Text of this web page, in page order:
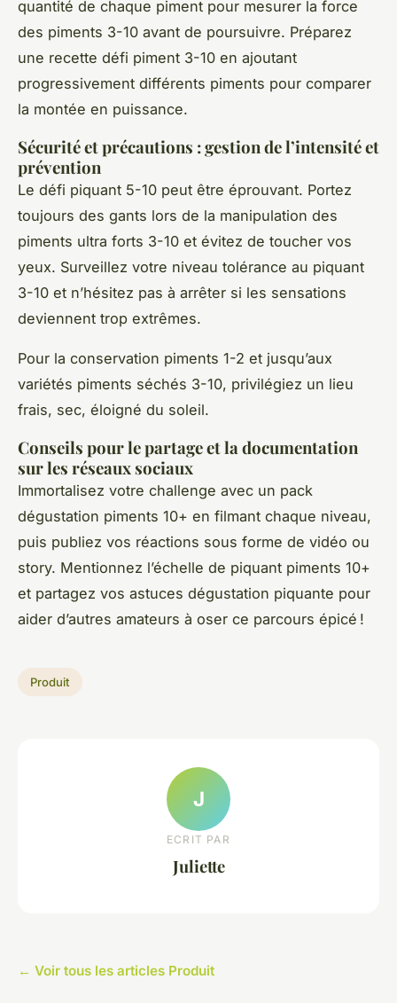
quantité de chaque piment pour mesurer la force
des piments 3-10 avant de poursuivre. Préparez
une recette défi piment 3-10 en ajoutant
progressivement différents piments pour comparer
la montée en puissance.
Sécurité et précautions : gestion de l’intensité et
prévention
Le défi piquant 5-10 peut être éprouvant. Portez
toujours des gants lors de la manipulation des
piments ultra forts 3-10 et évitez de toucher vos
yeux. Surveillez votre niveau tolérance au piquant
3-10 et n’hésitez pas à arrêter si les sensations
deviennent trop extrêmes.
Pour la conservation piments 1-2 et jusqu’aux
variétés piments séchés 3-10, privilégiez un lieu
frais, sec, éloigné du soleil.
Conseils pour le partage et la documentation
sur les réseaux sociaux
Immortalisez votre challenge avec un pack
dégustation piments 10+ en filmant chaque niveau,
puis publiez vos réactions sous forme de vidéo ou
story. Mentionnez l’échelle de piquant piments 10+
et partagez vos astuces dégustation piquante pour
aider d’autres amateurs à oser ce parcours épicé !
Produit
J
ECRIT PAR
Juliette
← Voir tous les articles Produit